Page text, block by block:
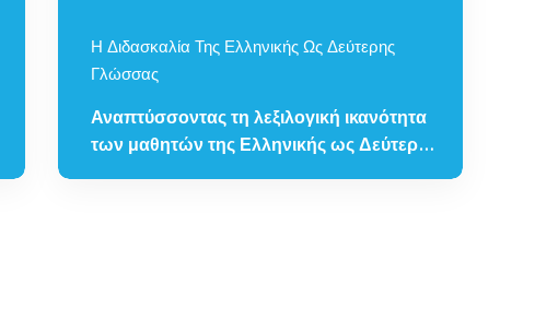
Η Διδασκαλία Της Ελληνικής Ως Δεύτερης
Γλώσσας
Αναπτύσσοντας τη λεξιλογική ικανότητα
των μαθητών της Ελληνικής ως Δεύτερης